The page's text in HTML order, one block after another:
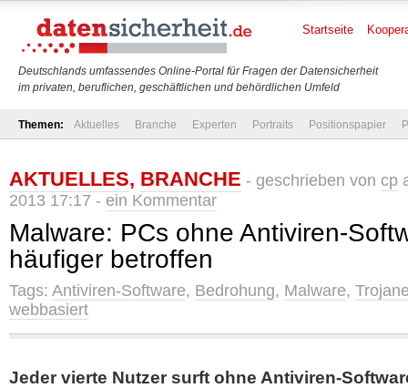
Deutschlands umfassendes Online-Portal für Fragen der Datensicherheit
im privaten, beruflichen, geschäftlichen und behördlichen Umfeld
Startseite
Themen: Aktuelles Branche Experten Portraits Positionspapier
AKTUELLES, BRANCHE - geschrieben von cp
2013 17:17 - ein Kommentar
Malware: PCs ohne Antiviren-
häufiger betroffen
Tags: Antiviren-Software, Bedrohung, Malware,
webbasiert
Jeder vierte Nutzer surft ohne Antiviren-